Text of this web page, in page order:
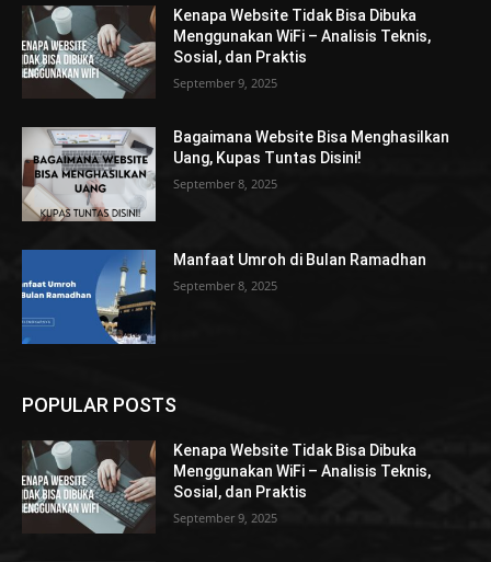
Kenapa Website Tidak Bisa Dibuka
Menggunakan WiFi – Analisis Teknis,
Sosial, dan Praktis
September 9, 2025
Bagaimana Website Bisa Menghasilkan
Uang, Kupas Tuntas Disini!
September 8, 2025
Manfaat Umroh di Bulan Ramadhan
September 8, 2025
POPULAR POSTS
Kenapa Website Tidak Bisa Dibuka
Menggunakan WiFi – Analisis Teknis,
Sosial, dan Praktis
September 9, 2025